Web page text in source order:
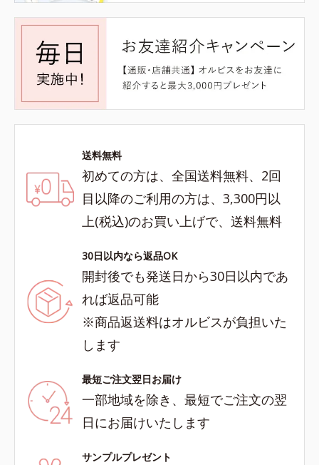
送料無料
初めての方は、全国送料無料、2回
目以降のご利用の方は、3,300円以
上(税込)のお買い上げで、送料無料
30日以内なら返品OK
開封後でも発送日から30日以内であ
れば返品可能
※商品返送料はオルビスが負担いた
します
最短ご注文翌日お届け
一部地域を除き、最短でご注文の翌
日にお届けいたします
サンプルプレゼント